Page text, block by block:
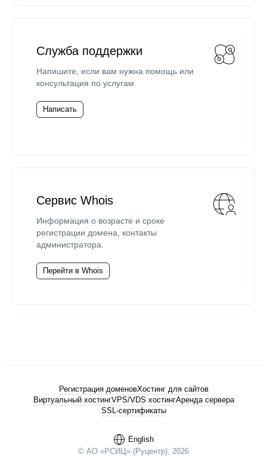
Служба поддержки
Напишите, если вам нужна помощь или
консультация по услугам.
Написать
Сервис Whois
Информация о возрасте и сроке
регистрации домена, контакты
администратора.
Перейти в Whois
English
© АО «РСИЦ» (Руцентр), 2026
Регистрация доменовХостинг для сайтов
Виртуальный хостингVPS/VDS хостингАренда сервера
SSL-сертификаты